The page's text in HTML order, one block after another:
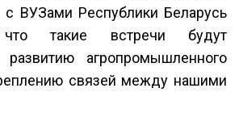
с ВУЗами Республики Беларусь
такие встречи будут
развитию агропромышленного
связей между нашими